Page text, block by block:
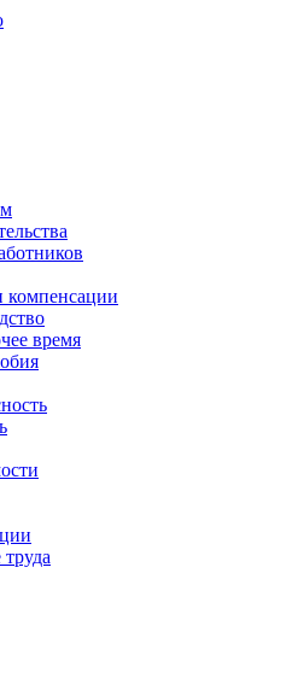
компенсации
время